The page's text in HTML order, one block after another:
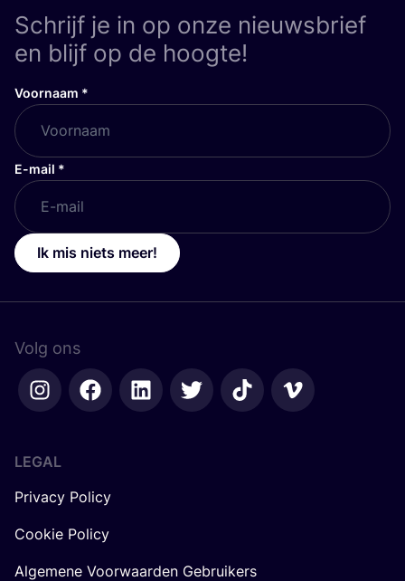
Schrijf je in op onze nieuwsbrief
en blijf op de hoogte!
Voornaam *
E-mail *
Ik mis niets meer!
Volg ons
LEGAL
Privacy Policy
Cookie Policy
Algemene Voorwaarden Gebruikers